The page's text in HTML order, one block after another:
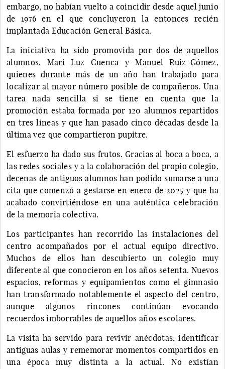
embargo, no habían vuelto a coincidir desde aquel junio
de 1976 en el que concluyeron la entonces recién
implantada Educación General Básica.
La iniciativa ha sido promovida por dos de aquellos
alumnos, Mari Luz Cuenca y Manuel Ruiz-Gómez,
quienes durante más de un año han trabajado para
localizar al mayor número posible de compañeros. Una
tarea nada sencilla si se tiene en cuenta que la
promoción estaba formada por 120 alumnos repartidos
en tres líneas y que han pasado cinco décadas desde la
última vez que compartieron pupitre.
El esfuerzo ha dado sus frutos. Gracias al boca a boca, a
las redes sociales y a la colaboración del propio colegio,
decenas de antiguos alumnos han podido sumarse a una
cita que comenzó a gestarse en enero de 2025 y que ha
acabado convirtiéndose en una auténtica celebración
de la memoria colectiva.
Los participantes han recorrido las instalaciones del
centro acompañados por el actual equipo directivo.
Muchos de ellos han descubierto un colegio muy
diferente al que conocieron en los años setenta. Nuevos
espacios, reformas y equipamientos como el gimnasio
han transformado notablemente el aspecto del centro,
aunque algunos rincones continúan evocando
recuerdos imborrables de aquellos años escolares.
La visita ha servido para revivir anécdotas, identificar
antiguas aulas y rememorar momentos compartidos en
una época muy distinta a la actual. No existían